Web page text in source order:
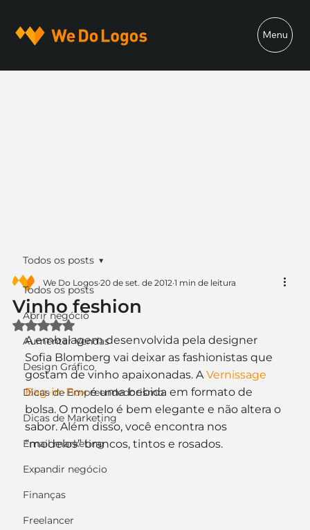
Menu
Todos os posts
Abrir negócio
Aumentar Vendas
Design Gráfico
Dicas de Empreendedorismo
Dicas de Marketing
Email marketing
Expandir negócio
Finanças
Freelancer
Todos os posts
Vinho feshion
We Do Logos 20 de set. de 2012 1 min de leitura
Avaliado com NaN de 5 estrelas.
A embalagem desenvolvida pela designer
Sofia Blomberg vai deixar as fashionistas que
gostam de vinho apaixonadas. A Vernissage
Bag-in-Box é uma bebida em formato de
bolsa. O modelo é bem elegante e não altera o
sabor. Além disso, você encontra nos
“modelos” brancos, tintos e rosados.